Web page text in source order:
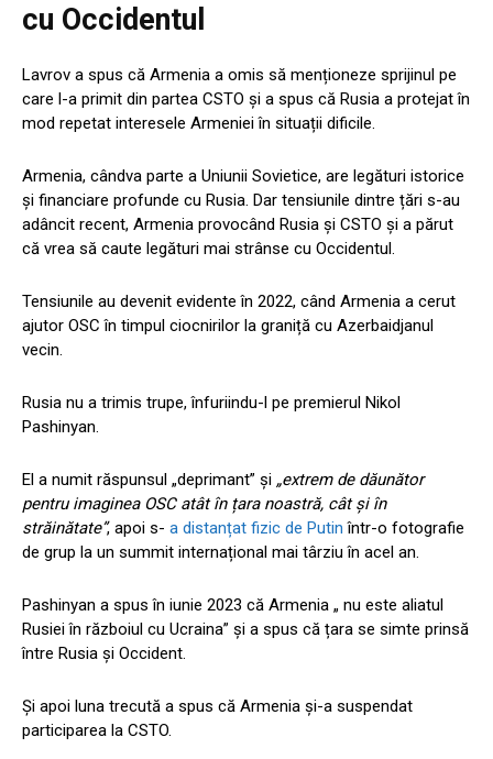
cu Occidentul
Lavrov a spus că Armenia a omis să menționeze sprijinul pe
care l-a primit din partea CSTO și a spus că Rusia a protejat în
mod repetat interesele Armeniei în situații dificile.
Armenia, cândva parte a Uniunii Sovietice, are legături istorice
și financiare profunde cu Rusia. Dar tensiunile dintre țări s-au
adâncit recent, Armenia provocând Rusia și CSTO și a părut
că vrea să caute legături mai strânse cu Occidentul.
Tensiunile au devenit evidente în 2022, când Armenia a cerut
ajutor OSC în timpul ciocnirilor la graniță cu Azerbaidjanul
vecin.
Rusia nu a trimis trupe, înfuriindu-l pe premierul Nikol
Pashinyan.
El a numit răspunsul „deprimant” și „extrem de dăunător
pentru imaginea OSC atât în țara noastră, câtși în
străinătate”, apoi s- a distanțat fizic de Putin într-o fotografie
de grup la un summit internațional mai târziu în acel an.
Pashinyan a spus în iunie 2023 că Armenia „ nu este aliatul
Rusiei în războiul cu Ucraina” și a spus că țara se simte prinsă
între Rusia și Occident.
Și apoi luna trecută a spus că Armenia și-a suspendat
participarea la CSTO.